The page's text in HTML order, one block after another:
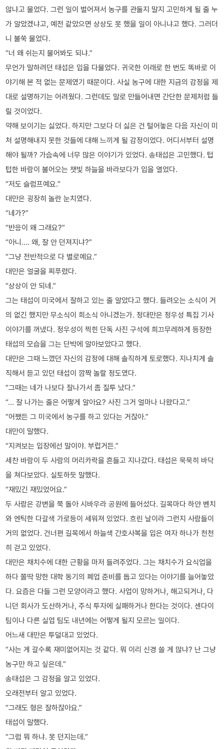
않냐고 물었다. 그런 일이 벌어져서 농구를 관둘지 말지 고민하게 될 줄 누
가 알았겠냐고, 예전 같았으면 상상도 못 했을 일이 아니냐고 했다. 그러더
니 불쑥 물었다.
“너 왜 쉬는지 물어봐도 되냐.”
무언가 말하려던 태섭은 입을 다물었다. 귀국한 이래로 한 번도 똑바로 이
야기해 본 적 없는 문제였기 때문이다. 사실 농구에 대한 지금의 감정을 제
대로 설명하기는 어려웠다. 그런데도 말로 만들어내면 간단한 문제처럼 들
릴 것이었다.
약해 보이기는 싫었다. 하지만 그보다 더 싫은 건 털어놓은 다음 자신이 미
처 설명해내지 못한 것들에 대해 느끼게 될 감정이었다. 어디서부터 설명
해야 될까? 가슴속에 너무 많은 이야기가 있었다. 송태섭은 고민했다. 텁
텁한 바람이 불어오는 잿빛 하늘을 바라보다가 입을 열었다.
“저도 슬럼프예요.”
대만은 굉장히 놀란 눈치였다.
“네가?”
“반응이 왜 그래요?”
“아니…. 왜, 잘 안 던져지냐?”
“그냥 전반적으로 다 별로예요.”
대만은 얼굴을 찌푸렸다.
“상상이 안 되네.”
그는 태섭이 미국에서 잘하고 있는 줄 알았다고 했다. 들려오는 소식이 거
의 없긴 했지만 무소식이 희소식 아니겠는가. 정대만은 정우성 특집 기사
이야기를 꺼냈다. 정우성이 찍힌 단독 사진 구석에 희끄무레하게 등장한
태섭의 모습을 그는 단박에 알아보았다고 했다.
대만은 그때 느꼈던 자신의 감정에 대해 솔직하게 토로했다. 지나치게 솔
직해서 듣고 있던 태섭이 깜짝 놀랄 정도였다.
“그때는 네가 나보다 잘나가서 좀 질투 났다.”
“… 잘 나가는 줄은 어떻게 알아요? 사진 그거 얼마나 나왔다고.”
“어쨌든 그 미국에서 농구를 하고 있다는 거잖아.”
대만이 말했다.
“지켜보는 입장에선 말이야. 부럽거든.”
세찬 바람이 두 사람의 머리카락을 흔들고 지나갔다. 태섭은 묵묵히 바닥
을 쳐다보았다. 실토하듯 말했다.
“재밌긴 재밌었어요.”
두 사람은 강변을 쭉 돌아 시바우라 공원에 들어섰다. 길목마다 하얀 벤치
와 엔틱한 다갈색 가로등이 세워져 있었다. 흐린 날이라 그런지 사람들이
거의 없었다. 건너편 길목에서 하늘색 간호사복을 입은 여자 하나가 천천
히 걷고 있었다.
대만은 채치수에 대한 근황을 마저 들려주었다. 그는 채치수가 요식업을
하다 쫄딱 망한 대학 동기의 폐업 준비를 돕고 있다는 이야기를 늘어놓았
다. 요즘은 다들 그런 모양이라고 했다. 사업이 망하거나, 해고되거나, 다
니던 회사가 도산하거나, 주식 투자에 실패하거나 한다는 것이다. 센다이
팀이나 다른 실업 팀도 내년에는 어떻게 될지 모르는 일이다.
어느새 대만은 투덜대고 있었다.
“사는 게 갈수록 재미없어지는 것 같다. 뭐 이리 신경 쓸 게 많냐? 난 그냥
농구만 하고 싶은데.”
송태섭은 그 감정을 알고 있었다.
오래전부터 알고 있었다.
“그래도 형은 잘하잖아요.”
태섭이 말했다.
“그럼 뭐 하냐. 못 던지는데.”